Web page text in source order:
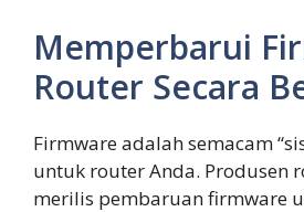
Memperbarui
Router Secara
Firmware adalah semacam
untuk router Anda. Produsen
merilis pembaruan firmware